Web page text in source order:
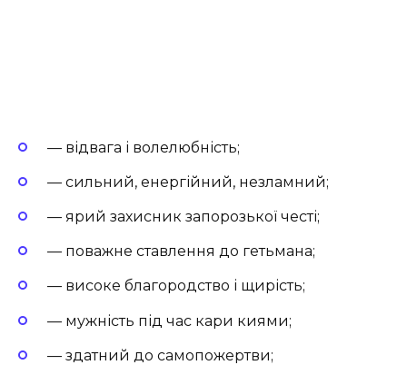
— відвага і волелюбність;
— сильний, енергійний, незламний;
— ярий захисник запорозької честі;
— поважне ставлення до гетьмана;
— високе благородство і щирість;
— мужність під час кари киями;
— здатний до самопожертви;